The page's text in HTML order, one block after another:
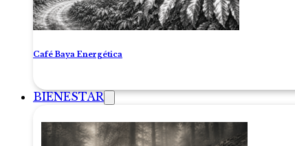
Café Baya Energética
BIENESTAR